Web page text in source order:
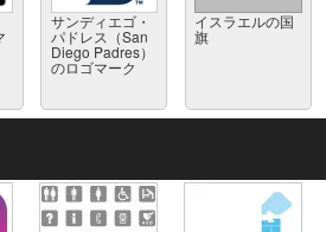
サンディエゴ・
パドレス（San
Diego Padres）
のロゴマーク
イスラエルの国
旗